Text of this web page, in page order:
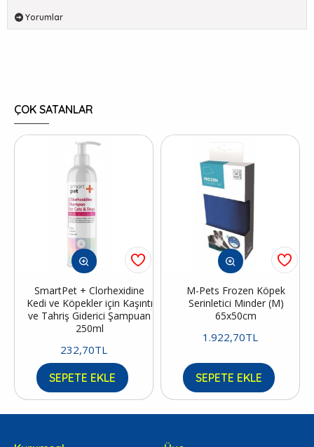
Yorumlar
ÇOK SATANLAR
SmartPet + Clorhexidine
Kedi ve Köpekler için Kaşıntı
ve Tahriş Giderici Şampuan
250ml
232,70TL
SEPETE EKLE
M-Pets Frozen Köpek
Serinletici Minder (M)
65x50cm
1.922,70TL
SEPETE EKLE